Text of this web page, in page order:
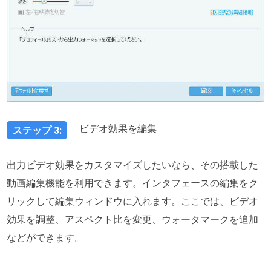
ステップ 3: ビデオ効果を編集
出力ビデオ効果をカスタマイズしたいなら、その搭載した
動画編集機能を利用できます。インタフェースの編集をク
リックして編集ウィンドウに入れます。ここでは、ビデオ
効果を調整、アスペクト比を変更、ウォータマークを追加
などができます。